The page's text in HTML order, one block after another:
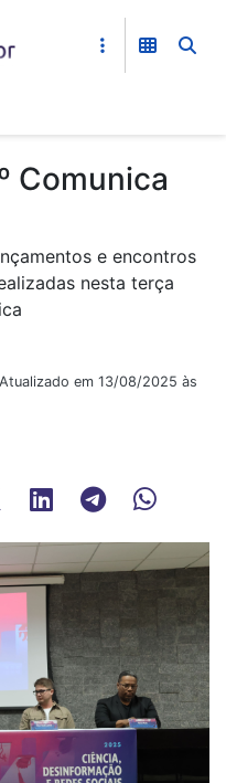
Comunica
e encontros
nesta terça
em 13/08/2025 às